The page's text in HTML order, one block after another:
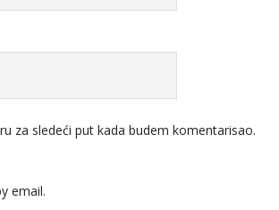
za sledeći put kada budem komentarisao.
email.